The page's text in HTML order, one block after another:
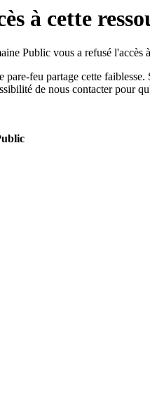
à cette
Public vous a refusé l'accès
pare-feu partage cette
de nous contacter pour